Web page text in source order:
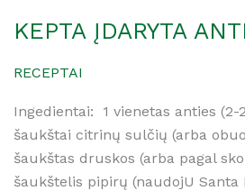
KEPTA ĮDARYTA
RECEPTAI
Ingedientai: 1 vienetas anties
šaukštai citrinų sulčių (arba
šaukštas druskos (arba pagal
šaukštelis pipirų (naudojU